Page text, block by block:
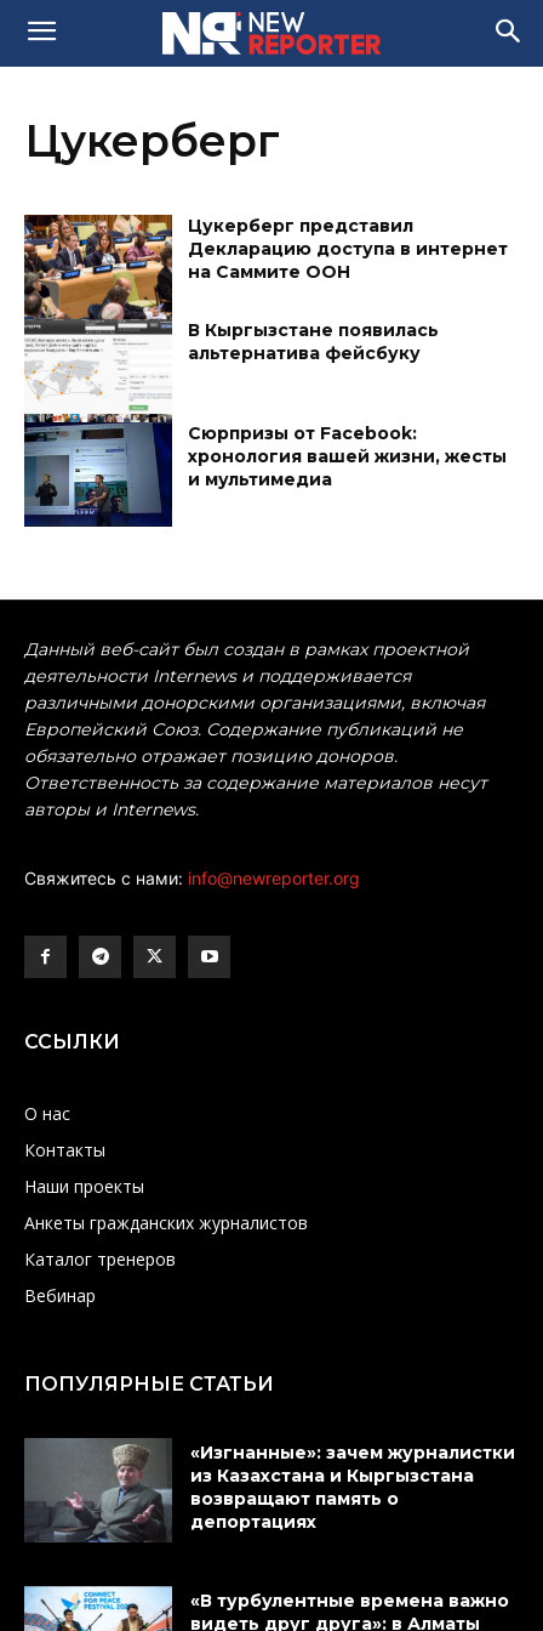
Цукерберг
Цукерберг представил
Декларацию доступа в интернет
на Саммите ООН
В Кыргызстане появилась
альтернатива фейсбуку
Сюрпризы от Facebook:
хронология вашей жизни, жесты
и мультимедиа
Данный веб-сайт был создан в рамках проектной
деятельности Internews и поддерживается
различными донорскими организациями, включая
Европейский Союз. Содержание публикаций не
обязательно отражает позицию доноров.
Ответственность за содержание материалов несут
авторы и Internews.
Свяжитесь с нами: info@newreporter.org
ССЫЛКИ
О нас
Контакты
Наши проекты
Анкеты гражданских журналистов
Каталог тренеров
Вебинар
ПОПУЛЯРНЫЕ СТАТЬИ
«Изгнанные»: зачем журналистки
из Казахстана и Кыргызстана
возвращают память о
депортациях
«В турбулентные времена важно
видеть друг друга»: в Алматы